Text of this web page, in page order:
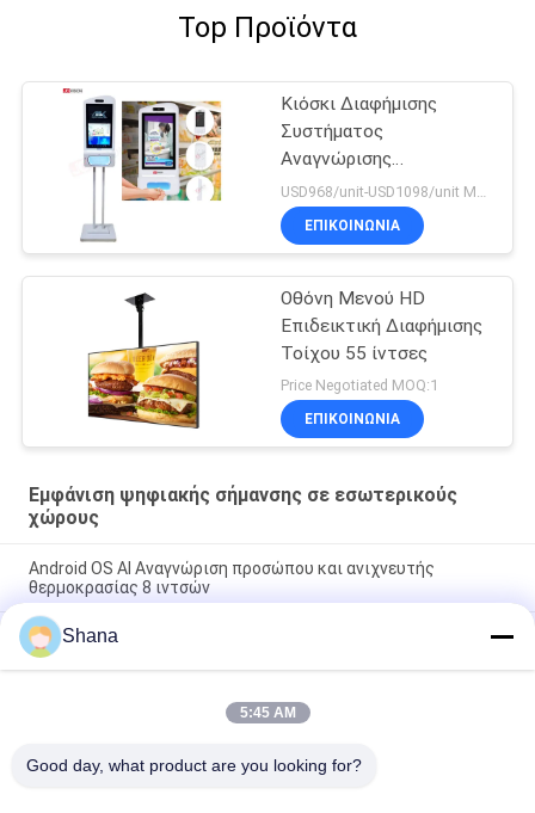
Top Προϊόντα
Κιόσκι Διαφήμισης
Συστήματος
Αναγνώρισης
Προσώπου, Σάρωσης
Θερμοκρασίας και
Απολυμαντικού Χεριών
ΕΠΙΚΟΙΝΩΝΙΑ
Οθόνη Μενού HD
Επιδεικτική Διαφήμισης
Τοίχου 55 ίντσες
Price Negotiated MOQ:1
ΕΠΙΚΟΙΝΩΝΙΑ
Εμφάνιση ψηφιακής σήμανσης σε εσωτερικούς
χώρους
Android OS AI Αναγνώριση προσώπου και ανιχνευτής
θερμοκρασίας 8 ιντσών
Smartboard που περιστρέφεται την εσωτερική ψηφιακή
συστημάτων σηματοδότησης οθόνη αφής επιδείξεων
χωρητική
JCVISION LED Panel TFT 32 ιντσών Ψηφιακή οθόνη μενού
Shana
5:45 AM
Good day, what product are you looking for?